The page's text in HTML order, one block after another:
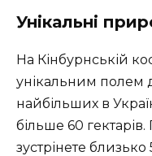
Унікальні
На Кінбурнській
унікальним полем
найбільших в
більше 60
зустрінете